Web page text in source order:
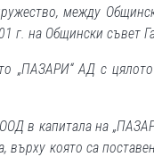
между
на Общински съвет
„ПАЗАРИ“ АД с
в капитала на
която са